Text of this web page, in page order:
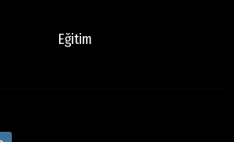
Eğitim